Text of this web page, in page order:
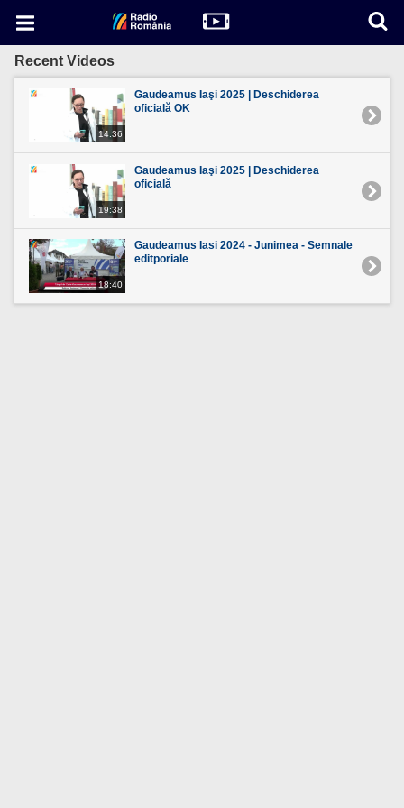
Recent Videos
14:36
Gaudeamus Iaşi 2025 | Deschiderea
oficială OK
19:38
Gaudeamus Iaşi 2025 | Deschiderea
oficială
18:40
Gaudeamus Iasi 2024 - Junimea - Semnale
editporiale